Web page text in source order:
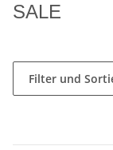
SALE
Filter und